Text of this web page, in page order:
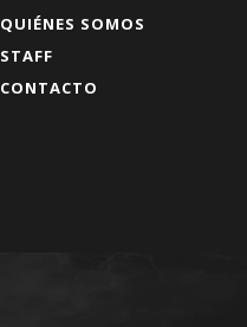
QUIÉNES SOMOS
STAFF
CONTACTO